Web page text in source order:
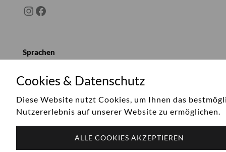
Instagram
Facebook
Sprachen
Cookies & Datenschutz
Diese Website nutzt Cookies, um Ihnen das
Nutzererlebnis auf unserer Website zu ermöglichen.
ALLE COOKIES AKZEPTIEREN